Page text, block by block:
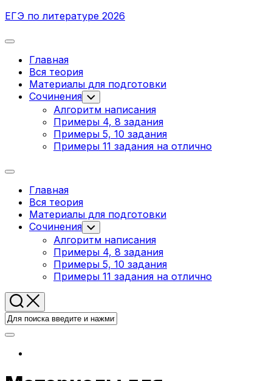
Перейти
содержанию
ЕГЭ по литературе 2026
Развернуть
Главная
Вся теория
Текущая
страница:
Материалы для подготовки
Сочинения Переключатель
дочернего
меню
Алгоритм написания
Примеры 4, 8 задания
Примеры 5, 10 задания
Примеры 11 задания на отлично
Развернуть
Главная
Вся теория
Текущая
страница:
Материалы для подготовки
Сочинения Переключатель
дочернего
меню
Алгоритм написания
Примеры 4, 8 задания
Примеры 5, 10 задания
Примеры 11 задания на отлично